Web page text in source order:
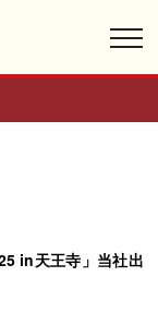
in天王寺」当社出